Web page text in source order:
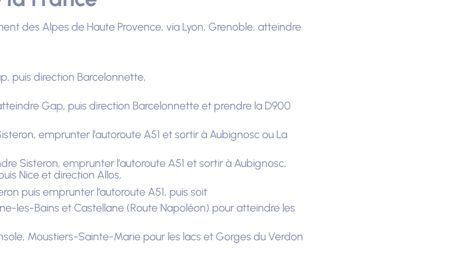
des Alpes de Haute Provence, via Lyon, Grenoble, atteindre
puis direction Barcelonnette,
Gap, puis direction Barcelonnette et prendre la D900
emprunter l’autoroute A51 et sortir à Aubignosc ou La
Sisteron, emprunter l’autoroute A51 et sortir à Aubignosc,
Nice et direction Allos,
puis emprunter l’autoroute A51, puis soit
les-Bains et Castellane (Route Napoléon) pour atteindre les
Moustiers-Sainte-Marie pour les lacs et Gorges du Verdon